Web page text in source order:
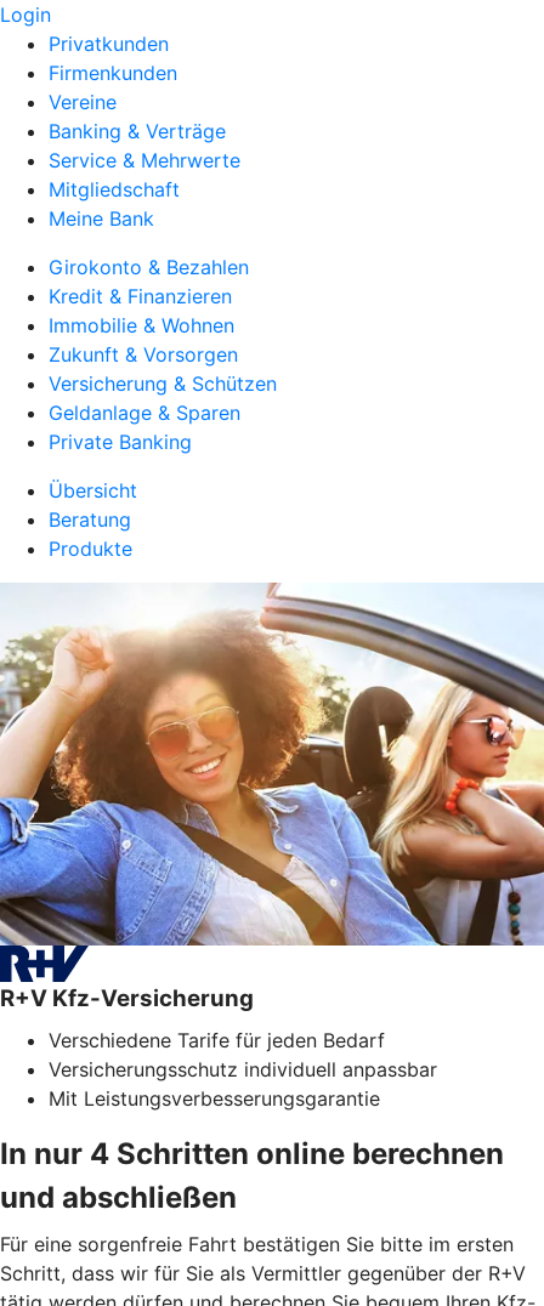
Login
Privatkunden
Firmenkunden
Vereine
Banking & Verträge
Service & Mehrwerte
Mitgliedschaft
Meine Bank
Girokonto & Bezahlen
Kredit & Finanzieren
Immobilie & Wohnen
Zukunft & Vorsorgen
Versicherung & Schützen
Geldanlage & Sparen
Private Banking
Übersicht
Beratung
Produkte
R+V Kfz-Versicherung
Verschiedene Tarife für jeden Bedarf
Versicherungsschutz individuell anpassbar
Mit Leistungsverbesserungsgarantie
In nur 4 Schritten online berechnen
und abschließen
Für eine sorgenfreie Fahrt bestätigen Sie bitte im ersten
Schritt, dass wir für Sie als Vermittler gegenüber der R+V